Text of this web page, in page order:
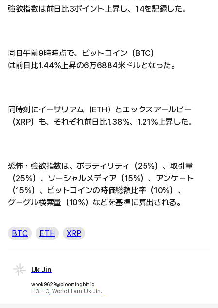
強欲指数は前日比3ポイント上昇し、14を記録した。
同日午前9時時点で、ビットコイン（BTC）
は前日比1.44%上昇の6万6884米ドルとなった。
同時刻にイーサリアム（ETH）とエックスアールピー
（XRP）も、それぞれ前日比1.38%、1.21%上昇した。
恐怖・強欲指数は、ボラティリティ（25%）、取引量
（25%）、ソーシャルメディア（15%）、アンケート
（15%）、ビットコインの時価総額比率（10%）、
グーグル検索量（10%）などを基準に算出される。
BTC ETH XRP
Uk Jin
wook9629@bloomingbit.io
H3LLO, World! I am Uk Jin.